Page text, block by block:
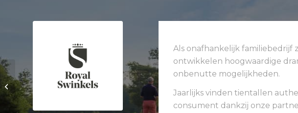
Als onafhankelijk familiebedrijf
ontwikkelen hoogwaardige
onbenutte mogelijkheden.
Jaarlijks vinden tientallen
consument dankzij onze
Brouwers Reklame